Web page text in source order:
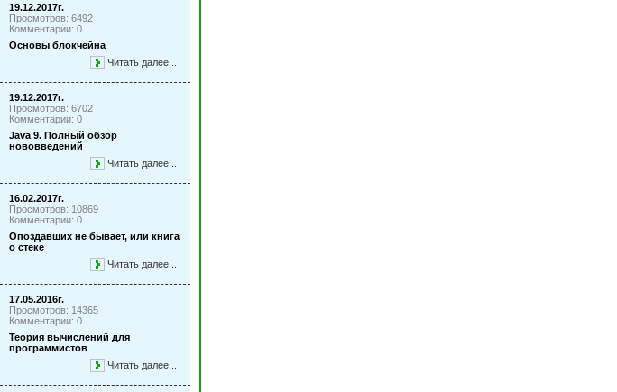
19.12.2017г.
Просмотров: 6492
Комментарии: 0
Основы блокчейна
Читать далее...
19.12.2017г.
Просмотров: 6702
Комментарии: 0
Java 9. Полный обзор
нововведений
Читать далее...
16.02.2017г.
Просмотров: 10869
Комментарии: 0
Опоздавших не бывает, или книга
о стеке
Читать далее...
17.05.2016г.
Просмотров: 14365
Комментарии: 0
Теория вычислений для
программистов
Читать далее...